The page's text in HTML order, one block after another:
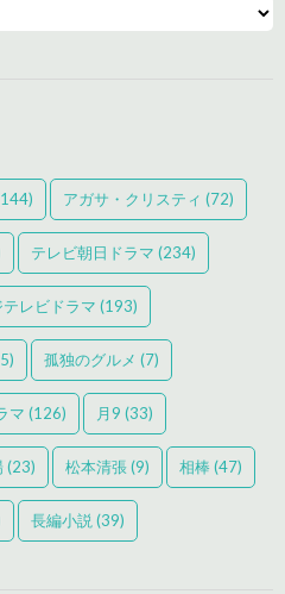
アガサ・クリスティ (72)
テレビ朝日ドラマ (234)
テレビドラマ (193)
孤独のグルメ (7)
マ (126) 月9 (33)
(23) 松本清張(9) 相棒(47)
長編小説 (39)